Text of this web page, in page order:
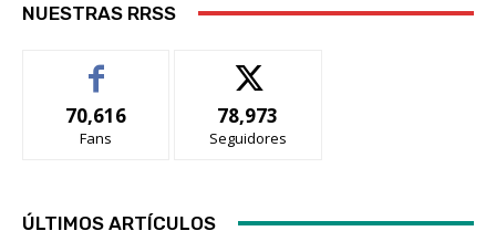
NUESTRAS RRSS
70,616
Fans
78,973
Seguidores
ÚLTIMOS ARTÍCULOS